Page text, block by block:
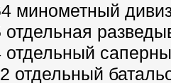
минометный
отдельная
отдельный
отдельный